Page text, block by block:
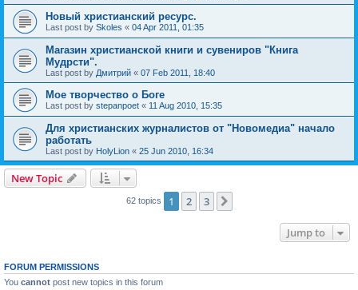
Новый христианский ресурс.
Last post by Skoles « 04 Apr 2011, 01:35
Магазин христианской книги и сувениров "Книга
Мудрсти".
Last post by Дмитрий « 07 Feb 2011, 18:40
Мое творчество о Боге
Last post by stepanpoet « 11 Aug 2010, 15:35
Для христианских журналистов от "Новомедиа" начало
работать
Last post by HolyLion « 25 Jun 2010, 16:34
New Topic
62 topics 1 2 3
Jump to
FORUM PERMISSIONS
You cannot post new topics in this forum